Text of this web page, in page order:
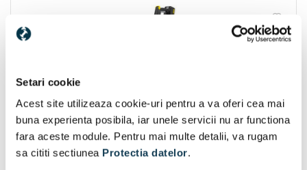
Setari cookie
Acest site utilizeaza cookie-uri pentru a va oferi cea mai
buna experienta posibila, iar unele servicii nu ar functiona
fara aceste module. Pentru mai multe detalii, va rugam
sa cititi sectiunea Protectia datelor.
CU CADOU